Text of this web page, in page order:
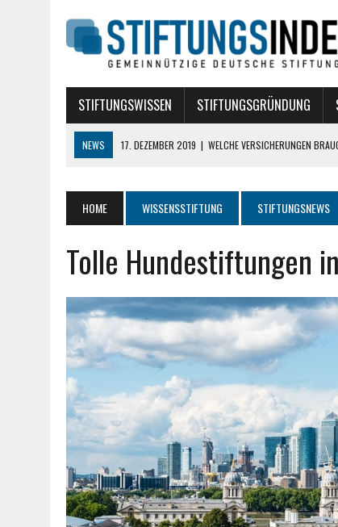
STIFTUNGSWISSEN STIFTUNGSGRÜNDUNG
NEWS 17. DEZEMBER 2019 | WELCHE VERSICHERUNGEN
7. AUGUST 2018 | POLITISCHE STIFTUNGEN
16. APRIL 2024
DIE ROLLE VON DATA SCIENCE BEI DER
HOME WISSENSSTIFTUNG STIFTUNGSNEWS
Tolle Hundestiftungen